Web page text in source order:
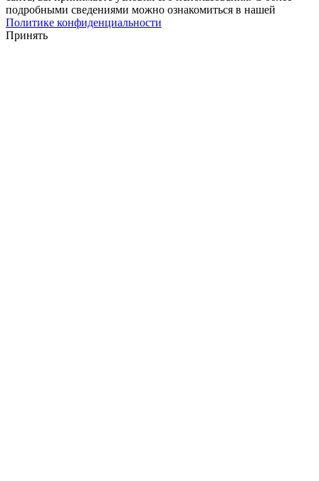
подробными сведениями можно ознакомиться в нашей
Политике конфиденциальности
Принять